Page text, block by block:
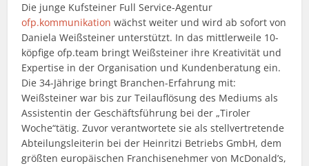
Die junge Kufsteiner Full Service-Agentur
ofp.kommunikation wächst weiter und wird ab sofort von
Daniela Weißsteiner unterstützt. In das mittlerweile 10-
köpfige ofp.team bringt Weißsteiner ihre Kreativität und
Expertise in der Organisation und Kundenberatung ein.
Die 34-Jährige bringt Branchen-Erfahrung mit:
Weißsteiner war bis zur Teilauflösung des Mediums als
Assistentin der Geschäftsführung bei der „Tiroler
Woche“tätig. Zuvor verantwortete sie als stellvertretende
Abteilungsleiterin bei der Heinritzi Betriebs GmbH, dem
größten europäischen Franchisenehmer von McDonald’s,